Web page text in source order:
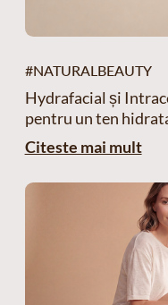
#NATURALBEAUTY
Hydrafacial și
pentru un ten
Citeste mai mult